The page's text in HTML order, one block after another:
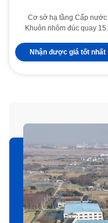
Cơ sở hạ tầng Cấp nước
Khuôn nhôm đúc quay
Nhận được giá tốt nhất